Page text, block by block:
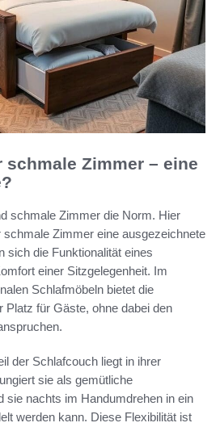
Zimmer – eine
schmale Zimmer die Norm. Hier
Zimmer eine ausgezeichnete
sich die Funktionalität eines
einer Sitzgelegenheit. Im
Schlafmöbeln bietet die
Platz für Gäste, ohne dabei den
der Schlafcouch liegt in ihrer
sie als gemütliche
sie nachts im Handumdrehen in ein
werden kann. Diese Flexibilität ist